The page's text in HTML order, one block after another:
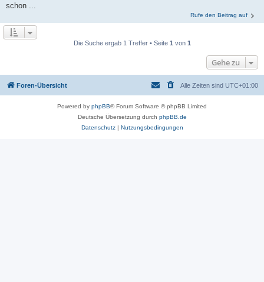
schon ...
Rufe den Beitrag auf
Die Suche ergab 1 Treffer • Seite 1 von 1
Gehe zu
Foren-Übersicht Alle Zeiten sind UTC+01:00
Powered by phpBB® Forum Software © phpBB Limited
Deutsche Übersetzung durch phpBB.de
Datenschutz| Nutzungsbedingungen